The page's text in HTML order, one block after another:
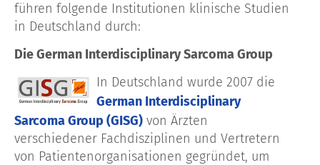
führen folgende Institutionen klinische Studien
in Deutschland durch:
Die German Interdisciplinary Sarcoma Group
In Deutschland wurde 2007 die
German Interdisciplinary
Sarcoma Group (GISG) von Ärzten
verschiedener Fachdisziplinen und Vertretern
von Patientenorganisationen gegründet, um